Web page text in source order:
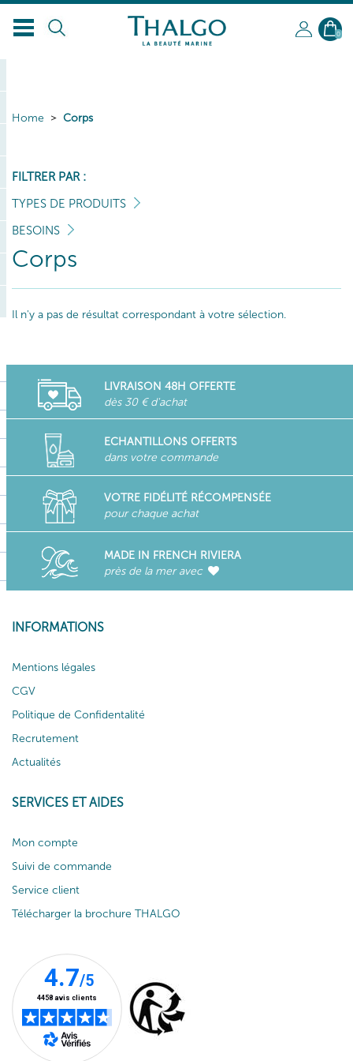
0
Home Corps
FILTRER PAR :
TYPES DE PRODUITS
BESOINS
Corps
Il n'y a pas de résultat correspondant à votre sélection.
LIVRAISON 48H OFFERTE
dès 30 € d'achat
ECHANTILLONS OFFERTS
dans votre commande
VOTRE FIDÉLITÉ RÉCOMPENSÉE
pour chaque achat
MADE IN FRENCH RIVIERA
près de la mer avec
INFORMATIONS
Mentions légales
CGV
Politique de Confidentalité
Recrutement
Actualités
SERVICES ET AIDES
Mon compte
Suivi de commande
Service client
Télécharger la brochure THALGO